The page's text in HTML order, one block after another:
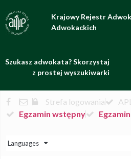
Krajowy Rejestr
Adwokackich
Szukasz adwokata? Skorzystaj
z prostej wyszukiwarki
Strefa logowania
Egzamin wstępny
Languages